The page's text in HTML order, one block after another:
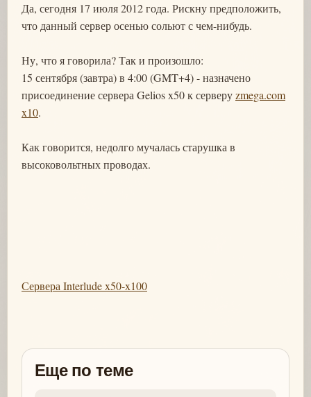
Да, сегодня 17 июля 2012 года. Рискну предположить,
что данный сервер осенью сольют с чем-нибудь.
Ну, что я говорила? Так и произошло:
15 сентября (завтра) в 4:00 (GMT+4) - назначено
присоединение сервера Gelios x50 к серверуzmega.com
x10.
Как говорится, недолго мучалась старушка в
высоковольтных проводах.
Сервера Interlude x50-x100
Еще по теме